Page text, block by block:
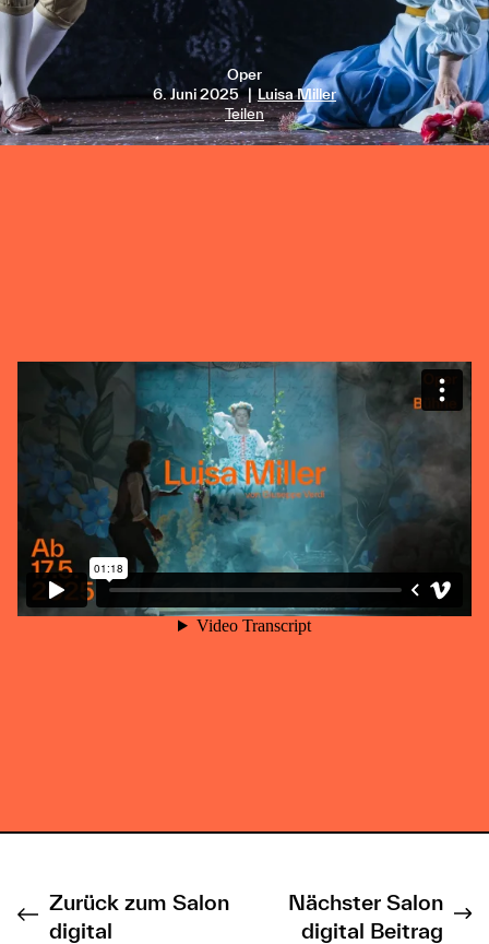
Oper
6. Juni 2025
Luisa Miller
Teilen
Zurück zum Salon
digital
Nächster Salon
digital Beitrag